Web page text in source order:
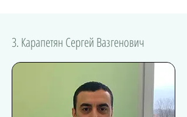
3. Карапетян Сергей Вазгенович